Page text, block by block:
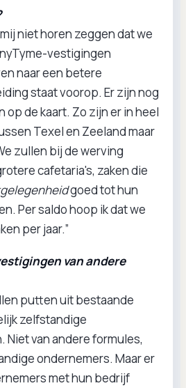
niet horen zeggen dat we
vestigingen
naar een betere
staat voorop. Er zijn nog
op de kaart. Zo zijn er in heel
Texel en Zeeland maar
zullen bij de werving
cafetaria's, zaken die
goed tot hun
Per saldo hoop ik dat we
per jaar.”
van andere
putten uit bestaande
zelfstandige
van andere formules,
ondernemers. Maar er
met hun bedrijf